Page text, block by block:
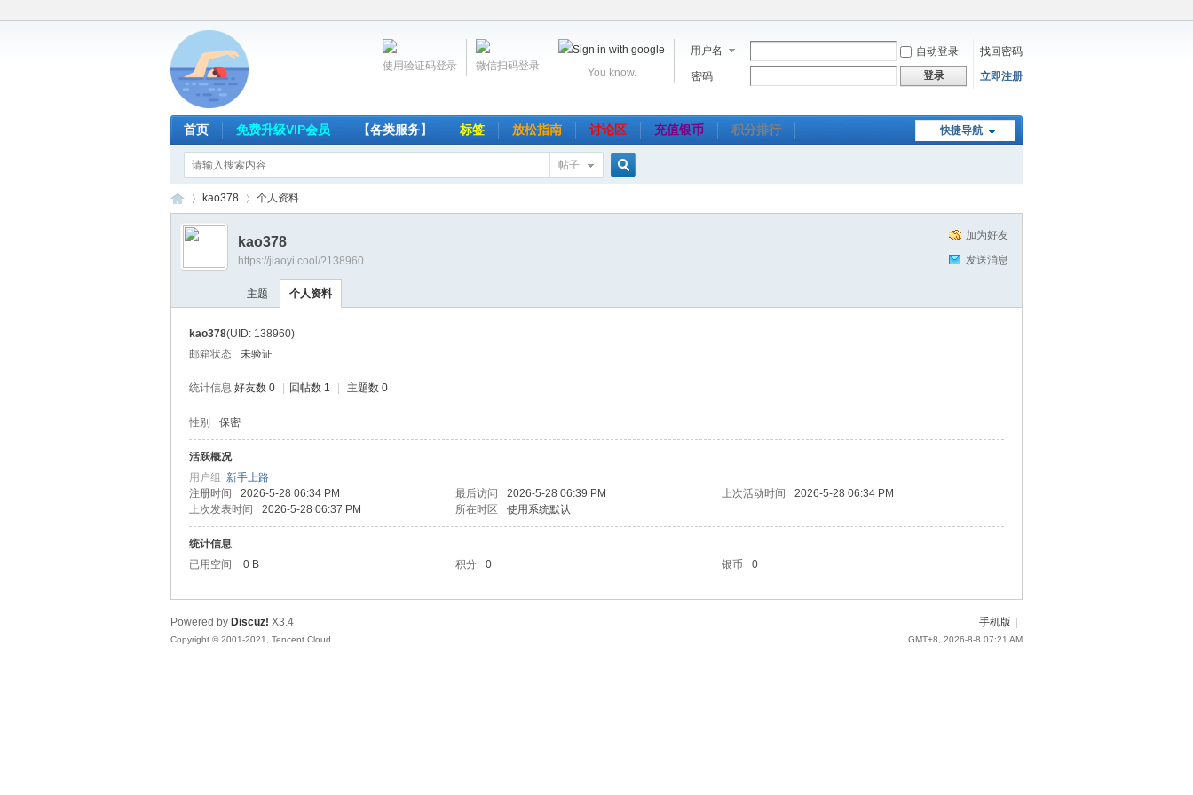
用户名 自动登录
找回密码
密码
登录 立即注册
You know.
微信扫码登录
使用验证码登录
快捷导航
首页 免费升级VIP会员 【各类服务】 标签 放松指南 讨论区 充值银币 积分排行
帖子
网
›
kao378 个人资料
加为好友
发送消息
kao378
https://jiaoyi.cool/?138960
主题 个人资料
kao378(UID: 138960)
邮箱状态
未验证
统计信息 好友数 0 回帖数 1 主题数 0
性别 保密
活跃概况
用户组 新手上路
注册时间
2026-5-28 06:34 PM 最后访问 2026-5-28 06:39 PM 上次活动时间
2026-5-28 06:34 PM
上次发表时间
2026-5-28 06:37 PM 所在时区 使用系统默认
统计信息
已用空间
0 B 积分 0 银币 0
手机版
GMT+8, 2026-8-8 07:21 AM
Powered by Discuz! X3.4
Copyright © 2001-2021, Tencent Cloud.